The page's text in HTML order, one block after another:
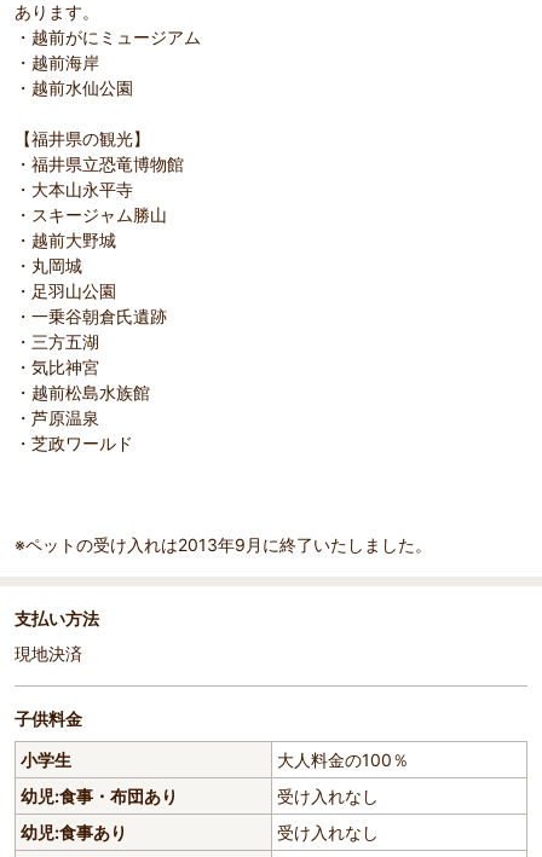
あります。
・越前がにミュージアム
・越前海岸
・越前水仙公園
【福井県の観光】
・福井県立恐竜博物館
・大本山永平寺
・スキージャム勝山
・越前大野城
・丸岡城
・足羽山公園
・一乗谷朝倉氏遺跡
・三方五湖
・気比神宮
・越前松島水族館
・芦原温泉
・芝政ワールド
※ペットの受け入れは2013年9月に終了いたしました。
支払い方法
現地決済
子供料金
小学生
大人料金の100％
幼児:食事・布団あり
受け入れなし
幼児:食事あり
受け入れなし